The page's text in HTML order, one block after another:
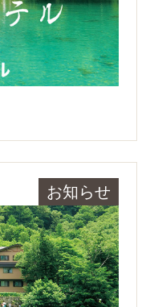
お知らせ